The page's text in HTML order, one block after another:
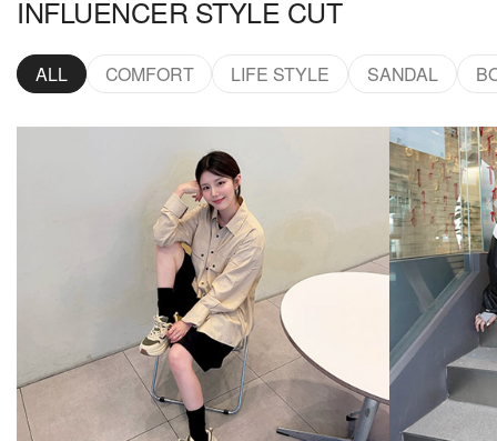
INFLUENCER STYLE CUT
ALL COMFORT LIFE STYLE SANDAL